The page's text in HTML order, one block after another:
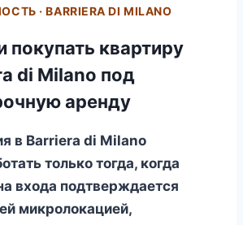
· BARRIERA DI MILANO
покупать квартиру
di Milano под
аренду
в Barriera di Milano
только тогда, когда
входа подтверждается
микролокацией,